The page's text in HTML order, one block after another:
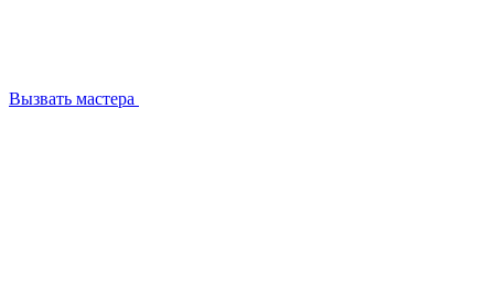
Вызвать мастера